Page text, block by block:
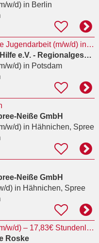
w/d)in Berlin
Mitarbeitende für die Jugendarbeit (m/w/d) in Voll- oder Teilzeit
Johanniter-Unfall-Hilfe e.V. - Regionalgeschäftsstelle Berlin
w/d)in Potsdam
Neiße GmbH
w/d)in Hähnichen, Spree
Neiße GmbH
d)in Hähnichen, Spree
Rettungssanitäter (m/w/d) – 17,83€ Stundenlohn + Zulagen + VP – Standorte Falkensee & Berlin
Roske